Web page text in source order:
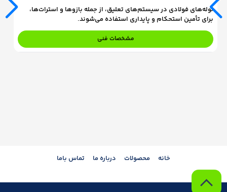
لوله‌های فولادی در سیستم‌های تعلیق، از جمله بازوها و استرات‌ها،
برای تأمین استحکام و پایداری استفاده می‌شوند.
مشخصات فنی
خانه محصولات درباره ما تماس باما